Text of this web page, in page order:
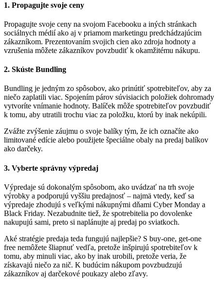
1. Propagujte svoje ceny
Propagujte svoje ceny na svojom Facebooku a iných stránkach
sociálnych médií ako aj v priamom marketingu predchádzajúcim
zákazníkom. Prezentovaním svojich cien ako zdroja hodnoty a
vzrušenia môžete zákazníkov povzbudiť k okamžitému nákupu.
2. Skúste Bundling
Bundling je jedným zo spôsobov, ako prinútiť spotrebiteľov, aby za
niečo zaplatili viac. Spojením párov súvisiacich položiek dohromady
vytvoríte vnímanie hodnoty. Balíček môže spotrebiteľov povzbudiť
k tomu, aby utratili trochu viac za položku, ktorú by inak nekúpili.
Zvážte zvýšenie záujmu o svoje balíky tým, že ich označíte ako
limitované edície alebo použijete špeciálne obaly na predaj balíkov
ako darčeky.
3. Vyberte správny výpredaj
Výpredaje sú dokonalým spôsobom, ako uvádzať na trh svoje
výrobky a podporujú vyššiu predajnosť – najmä vtedy, keď sa
výpredaje zhodujú s veľkými nákupnými dňami Cyber Monday a
Black Friday. Nezabudnite tiež, že spotrebitelia po dovolenke
nakupujú sami, preto si naplánujte aj predaj po sviatkoch.
Aké stratégie predaja teda fungujú najlepšie? S buy-one, get-one
free nemôžete šliapnuť vedľa, pretože inšpirujú spotrebiteľov k
tomu, aby minuli viac, ako by inak urobili, pretože veria, že
získavajú niečo za nič. K budúcim nákupom povzbudzujú
zákazníkov aj darčekové poukazy alebo zľavy.